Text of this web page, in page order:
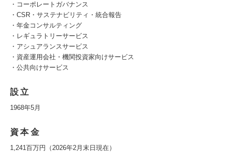
・コーポレートガバナンス
・CSR・サステナビリティ・統合報告
・年金コンサルティング
・レギュラトリーサービス
・アシュアランスサービス
・資産運用会社・機関投資家向けサービス
・公共向けサービス
設立
1968年5月
資本金
1,241百万円（2026年2月末日現在）